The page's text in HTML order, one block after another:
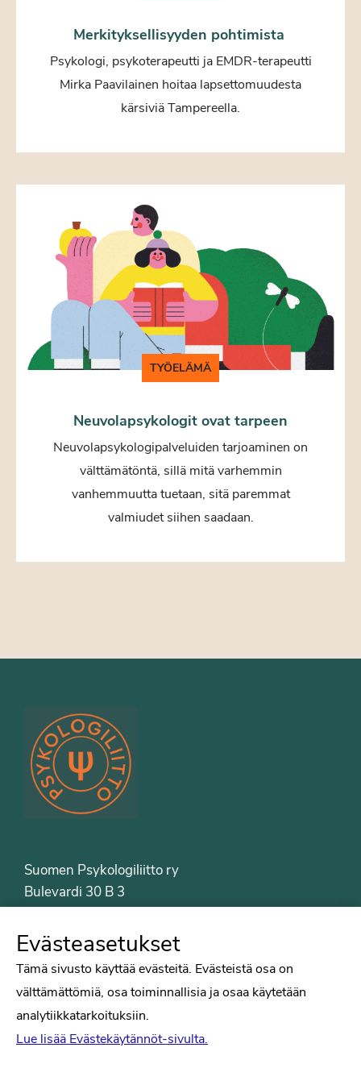
Merkityksellisyyden pohtimista
Psykologi, psykoterapeutti ja EMDR-terapeutti
Mirka Paavilainen hoitaa lapsettomuudesta
kärsiviä Tampereella.
TYÖELÄMÄ
Neuvolapsykologit ovat tarpeen
Neuvolapsykologipalveluiden tarjoaminen on
välttämätöntä, sillä mitä varhemmin
vanhemmuutta tuetaan, sitä paremmat
valmiudet siihen saadaan.
Suomen Psykologiliitto ry
Bulevardi 30 B 3
Puh. 09-6122 9122
Psykologiliiton sivut
Tiede
Puheenvuorot
Evästeasetukset
Tämä sivusto käyttää evästeitä. Evästeistä osa on
välttämättömiä, osa toiminnallisia ja osaa käytetään
analytiikkatarkoituksiin.
Lue lisää Evästekäytännöt-sivulta.